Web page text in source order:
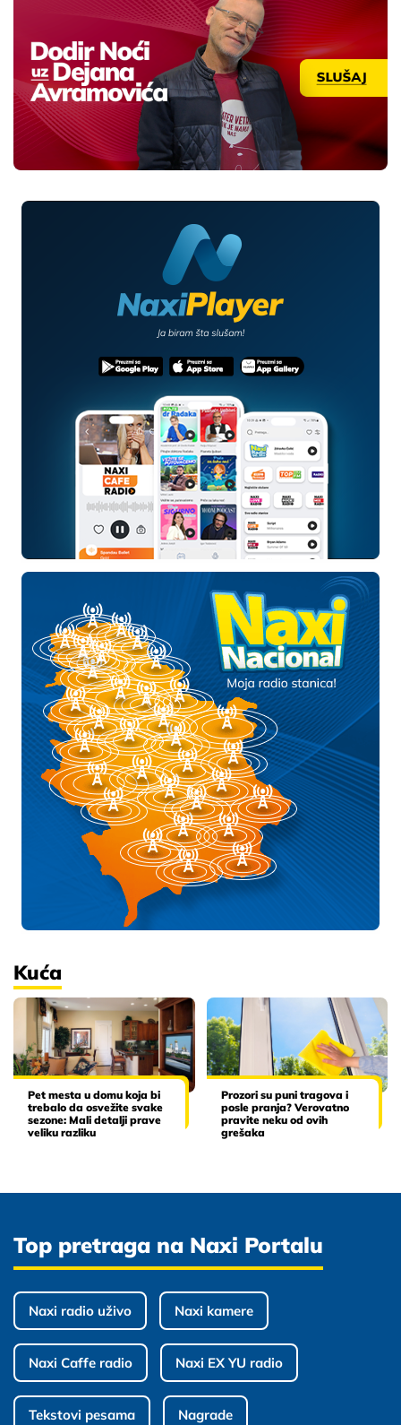
Kuća
Pet mesta u domu koja bi
trebalo da osvežite svake
sezone: Mali detalji prave
veliku razliku
Prozori su puni tragova i
posle pranja? Verovatno
pravite neku od ovih
grešaka
Top pretraga na Naxi Portalu
Naxi radio uživo Naxi kamere
Naxi Caffe radio Naxi EX YU radio
Tekstovi pesama Nagrade